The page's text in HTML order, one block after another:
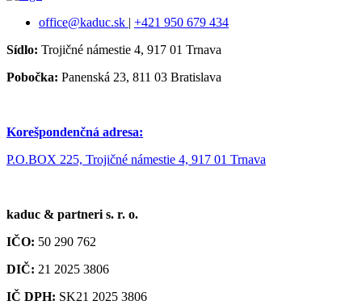
office@kaduc.sk | +421 950 679 434
Sídlo: Trojičné námestie 4, 917 01 Trnava
Pobočka: Panenská 23, 811 03 Bratislava
Korešpondenčná adresa:
P.O.BOX 225, Trojičné námestie 4, 917 01 Trnava
kaduc & partneri s. r. o.
IČO: 50 290 762
DIČ: 21 2025 3806
IČ DPH: SK21 2025 3806